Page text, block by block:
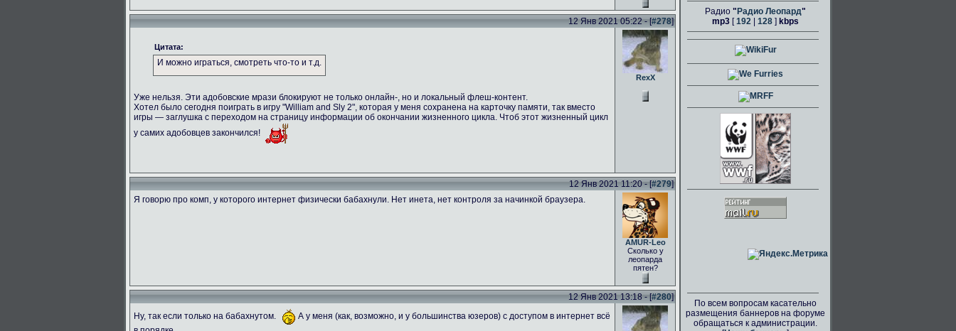
12 Янв 2021 05:22 - [#278]
Цитата:
И можно играться, смотреть что-то и т.д.
Уже нельзя. Эти адобовские мрази блокируют не только онлайн-, но и локальный флеш-контент.
Хотел было сегодня поиграть в игру "William and Sly 2", которая у меня сохранена на карточку памяти, так вместо
игры — заглушка с переходом на страницу информации об окончании жизненного цикла. Чтоб этот жизненный цикл
у самих адобовцев закончился!
RexX
12 Янв 2021 11:20 - [#279]
Я говорю про комп, у которого интернет физически бабахнули. Нет инета, нет контроля за начинкой браузера.
AMUR-Leo
Сколько у
леопарда
пятен?
12 Янв 2021 13:18 - [#280]
Ну, так если только на бабахнутом.
А у меня (как, возможно, и у большинства юзеров) с доступом в интернет всё
Радио " Радио Леопард"
mp3 [192 128 ] kbps
По всем вопросам касательно
размещения баннеров на форуме
обращаться к администрации.